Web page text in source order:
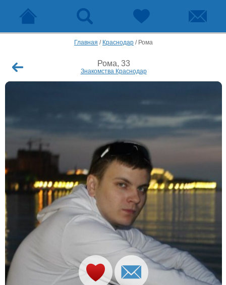
Главная / Краснодар / Рома
Рома, 33
Знакомства Краснодар